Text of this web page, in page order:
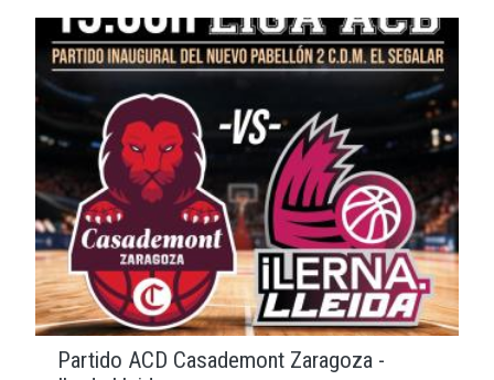
Partido ACD Casademont Zaragoza -
Ilerda Lleida
28 de agosto Pabellón Polideportivo 2 El Segalar
Publicador RSS
Tablón de edictos
7/8/26 2:00